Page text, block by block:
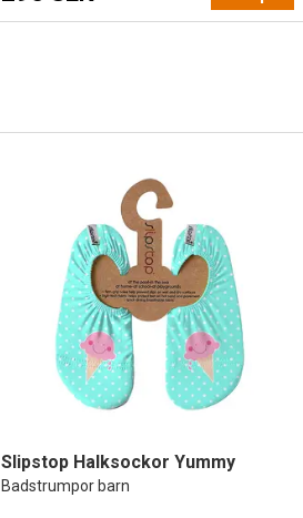
Slipstop Halksockor Yummy
Badstrumpor barn